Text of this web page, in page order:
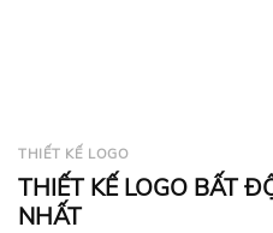
THIẾT KẾ LOGO
THIẾT KẾ LOGO BẤT
NHẤT